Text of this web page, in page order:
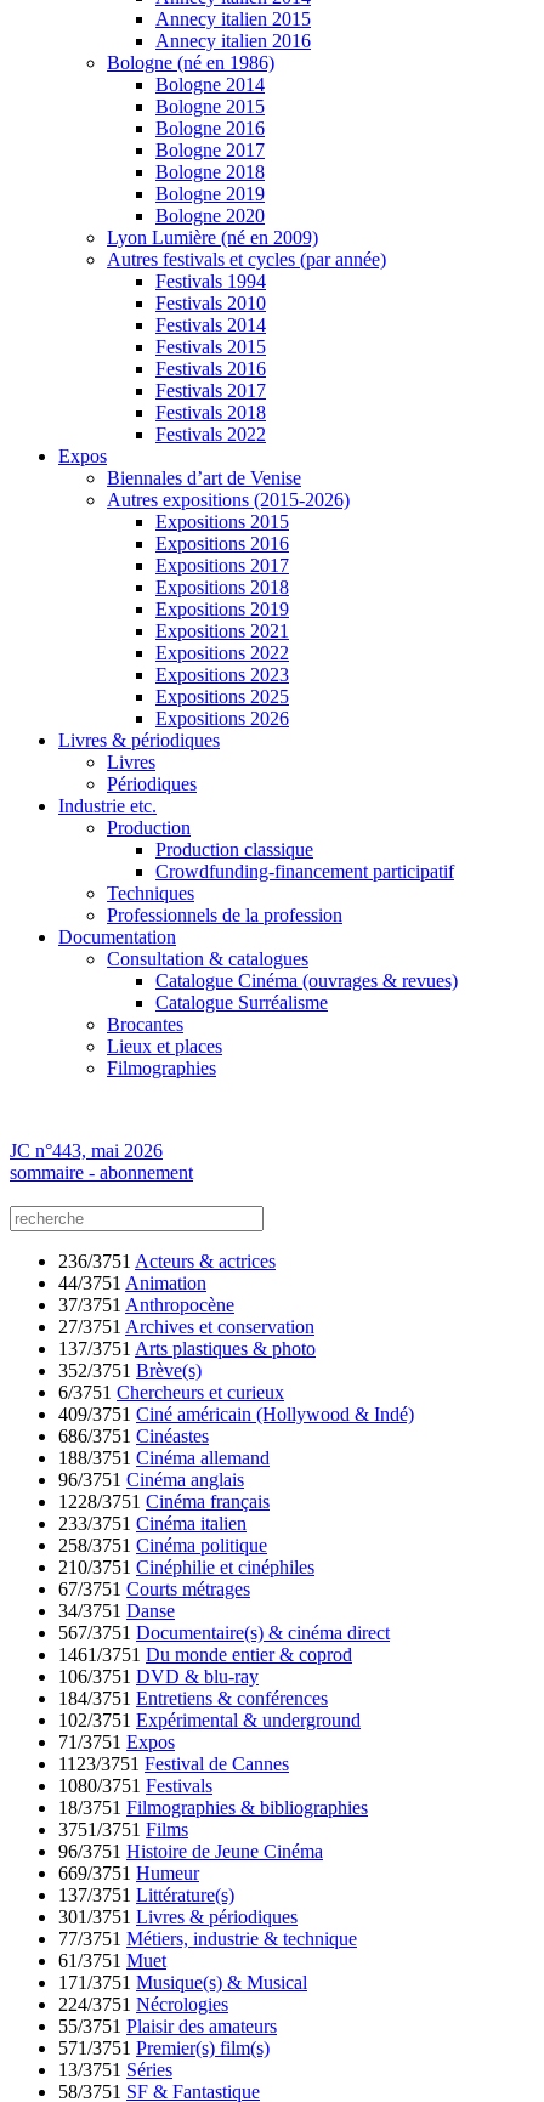
Annecy italien 2015
Annecy italien 2016
Bologne (né en 1986)
Bologne 2014
Bologne 2015
Bologne 2016
Bologne 2017
Bologne 2018
Bologne 2019
Bologne 2020
Lyon Lumière (né en 2009)
Autres festivals et cycles (par année)
Festivals 1994
Festivals 2010
Festivals 2014
Festivals 2015
Festivals 2016
Festivals 2017
Festivals 2018
Festivals 2022
Expos
Biennales d’art de Venise
Autres expositions (2015-2026)
Expositions 2015
Expositions 2016
Expositions 2017
Expositions 2018
Expositions 2019
Expositions 2021
Expositions 2022
Expositions 2023
Expositions 2025
Expositions 2026
Livres & périodiques
Livres
Périodiques
Industrie etc.
Production
Production classique
Crowdfunding-financement participatif
Techniques
Professionnels de la profession
Documentation
Consultation & catalogues
Catalogue Cinéma (ouvrages & revues)
Catalogue Surréalisme
Brocantes
Lieux et places
Filmographies
JC n°443, mai 2026
sommaire - abonnement
236/3751 Acteurs & actrices
44/3751 Animation
37/3751 Anthropocène
27/3751 Archives et conservation
137/3751 Arts plastiques & photo
352/3751 Brève(s)
6/3751 Chercheurs et curieux
409/3751 Ciné américain (Hollywood & Indé)
686/3751 Cinéastes
188/3751 Cinéma allemand
96/3751 Cinéma anglais
1228/3751 Cinéma français
233/3751 Cinéma italien
258/3751 Cinéma politique
210/3751 Cinéphilie et cinéphiles
67/3751 Courts métrages
34/3751 Danse
567/3751 Documentaire(s) & cinéma direct
1461/3751 Du monde entier & coprod
106/3751 DVD & blu-ray
184/3751 Entretiens & conférences
102/3751 Expérimental & underground
71/3751 Expos
1123/3751 Festival de Cannes
1080/3751 Festivals
18/3751 Filmographies & bibliographies
3751/3751 Films
96/3751 Histoire de Jeune Cinéma
669/3751 Humeur
137/3751 Littérature(s)
301/3751 Livres & périodiques
77/3751 Métiers, industrie & technique
61/3751 Muet
171/3751 Musique(s) & Musical
224/3751 Nécrologies
55/3751 Plaisir des amateurs
571/3751 Premier(s) film(s)
13/3751 Séries
58/3751 SF & Fantastique